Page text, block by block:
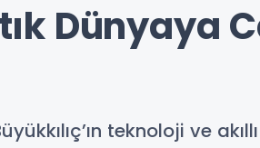
Dünyaya
teknoloji ve